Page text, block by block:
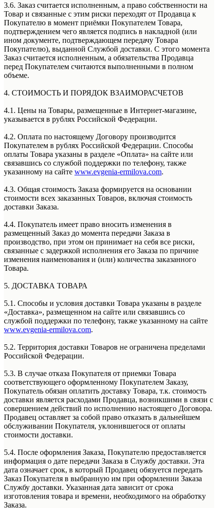
3.6. Заказ считается исполненным, а право собственности на
Товар и связанные с этим риски переходят от Продавца к
Покупателю в момент приёмки Покупателем Товара,
подтверждением чего является подпись в накладной (или
ином документе, подтверждающем передачу Товара
Покупателю), выданной Службой доставки. С этого момента
Заказ считается исполненным, а обязательства Продавца
перед Покупателем считаются выполненными в полном
объеме.
4. СТОИМОСТЬ И ПОРЯДОК ВЗАИМОРАСЧЕТОВ
4.1. Цены на Товары, размещенные в Интернет-магазине,
указывается в рублях Российской Федерации.
4.2. Оплата по настоящему Договору производится
Покупателем в рублях Российской Федерации. Способы
оплаты Товара указаны в разделе «Оплата» на сайте или
связавшись со службой поддержки по телефону, также
указанному на сайте www.evgenia-ermilova.com.
4.3. Общая стоимость Заказа формируется на основании
стоимости всех заказанных Товаров, включая стоимость
доставки Заказа.
4.4. Покупатель имеет право вносить изменения в
размещенный Заказ до момента передачи Заказа в
производство, при этом он принимает на себя все риски,
связанные с задержкой исполнения его Заказа по причине
изменения наименования и (или) количества заказанного
Товара.
5. ДОСТАВКА ТОВАРА
5.1. Способы и условия доставки Товара указаны в разделе
«Доставка», размещенном на сайте или связавшись со
службой поддержки по телефону, также указанному на сайте
www.evgenia-ermilova.com.
5.2. Территория доставки Товаров не ограничена пределами
Российской Федерации.
5.3. В случае отказа Покупателя от приемки Товара
соответствующего оформленному Покупателем Заказу,
Покупатель обязан оплатить доставку Товара, т.к. стоимость
доставки является расходами Продавца, возникшими в связи с
совершением действий по исполнению настоящего Договора.
Продавец оставляет за собой право отказать в дальнейшем
обслуживании Покупателя, уклонившегося от оплаты
стоимости доставки.
5.4. После оформления Заказа, Покупателю предоставляется
информация о дате передачи Заказа в Службу доставки. Эта
дата означает срок, в который Продавец обязуется передать
Заказ Покупателя в выбранную им при оформлении Заказа
Службу доставки. Указанная дата зависит от срока
изготовления товара и времени, необходимого на обработку
Заказа.